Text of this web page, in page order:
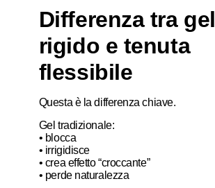
Differenza tra gel
rigido e tenuta
flessibile
Questa è la differenza chiave.
Gel tradizionale:
• blocca
• irrigidisce
• crea effetto “croccante”
• perde naturalezza